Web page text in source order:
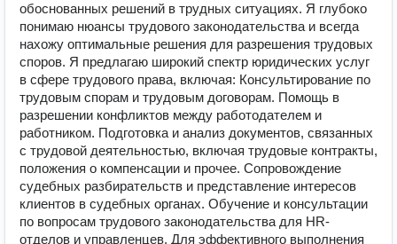
обоснованных решений в трудных ситуациях. Я глубоко
понимаю нюансы трудового законодательства и всегда
нахожу оптимальные решения для разрешения трудовых
споров. Я предлагаю широкий спектр юридических услуг
в сфере трудового права, включая: Консультирование по
трудовым спорам и трудовым договорам. Помощь в
разрешении конфликтов между работодателем и
работником. Подготовка и анализ документов, связанных
с трудовой деятельностью, включая трудовые контракты,
положения о компенсации и прочее. Сопровождение
судебных разбирательств и представление интересов
клиентов в судебных органах. Обучение и консультации
по вопросам трудового законодательства для HR-
отделов и управленцев. Для эффективного выполнения